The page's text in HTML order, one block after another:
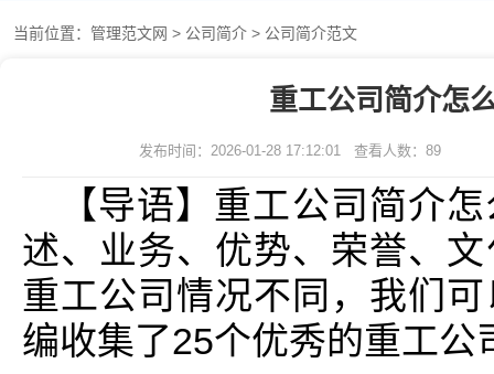
当前位置： 管理范文网 > 公司简介 > 公司简介范文
重工公司简介怎
发布时间：2026-01-28 17:12:01 查看人数： 89
【导语】重工公司简介
述、业务、优势、荣誉、
重工公司情况不同，我们
编收集了25个优秀的重工